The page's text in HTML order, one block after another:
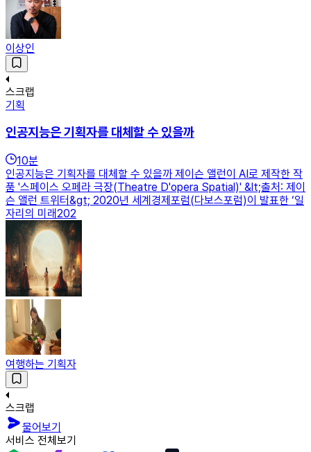
이상인
스크랩
기획
인공지능은 기획자를 대체할 수 있을까
10분
인공지능은 기획자를 대체할 수 있을까 제이슨 앨런이 AI로 제작한 작
품 '스페이스 오페라 극장(Theatre D'opera Spatial)' &lt;출처: 제이
슨 앨런 트위터&gt; 2020년 세계경제포럼(다보스포럼)이 발표한 ‘일
자리의 미래202
여행하는 기획자
스크랩
물어보기
서비스 전체보기